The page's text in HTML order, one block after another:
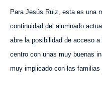
Para Jesús Ruiz, esta es una
continuidad del alumnado
abre la posibilidad de acceso
centro con unas muy buenas
muy implicado con las familias